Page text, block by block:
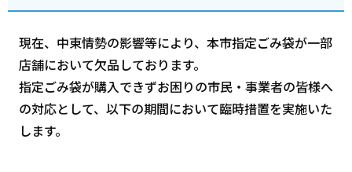
現在、中東情勢の影響等により、本市指定ごみ袋が一部
店舗において欠品しております。
指定ごみ袋が購入できずお困りの市民・事業者の皆様へ
の対応として、以下の期間において臨時措置を実施いた
します。